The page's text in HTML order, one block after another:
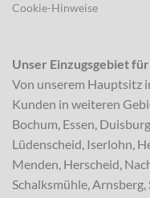
Cookie-Hinweise
Unser Einzugsgebiet
Von unserem Hauptsitz
Kunden in weiteren
Bochum, Essen,
Lüdenscheid, Iserlohn,
Menden, Herscheid,
Schalksmühle,